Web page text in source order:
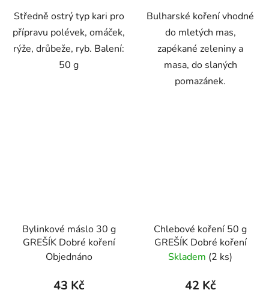
Středně ostrý typ kari pro
přípravu polévek, omáček,
rýže, drůbeže, ryb. Balení:
50 g
Bulharské koření vhodné
do mletých mas,
zapékané zeleniny a
masa, do slaných
pomazánek.
Bylinkové máslo 30 g
GREŠÍK Dobré koření
Objednáno
43 Kč
Chlebové koření 50 g
GREŠÍK Dobré koření
Skladem (2 ks)
42 Kč